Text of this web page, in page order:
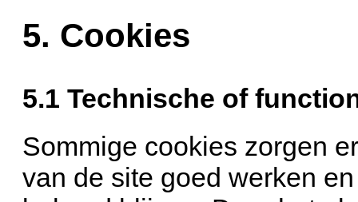
5. Cookies
5.1 Technische of
Sommige cookies zorgen
van de site goed werken